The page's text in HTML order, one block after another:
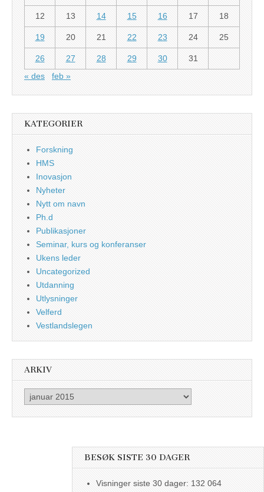
12 13 14 15 16 17 18
19 20 21 22 23 24 25
26 27 28 29 30
31
« des
feb »
KATEGORIER
Forskning
HMS
Inovasjon
Nyheter
Nytt om navn
Ph.d
Publikasjoner
Seminar, kurs og konferanser
Ukens leder
Uncategorized
Utdanning
Utlysninger
Velferd
Vestlandslegen
ARKIV
BESØK SISTE 30 DAGER
Visninger siste 30 dager: 132 064